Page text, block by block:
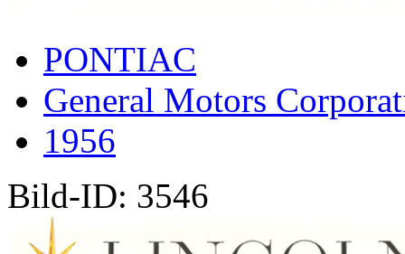
PONTIAC
General Motors
1956
Bild-ID: 3546